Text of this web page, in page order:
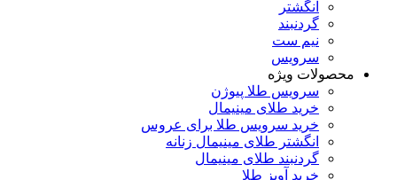
انگشتر
گردنبند
نیم ست
سرویس
محصولات ویژه
سرویس طلا پیوژن
خرید طلای مینیمال
خرید سرویس طلا برای عروس
انگشتر طلای مینیمال زنانه
گردنبند طلای مینیمال
خرید آویز طلا